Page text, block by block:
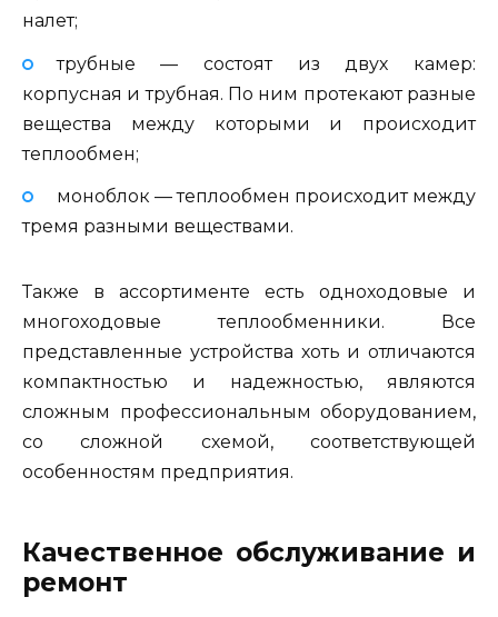
налет;
трубные — состоят из двух камер:
корпусная и трубная. По ним протекают разные
вещества между которыми и происходит
теплообмен;
моноблок — теплообмен происходит между
тремя разными веществами.
Также в ассортименте есть одноходовые и
многоходовые теплообменники. Все
представленные устройства хоть и отличаются
компактностью и надежностью, являются
сложным профессиональным оборудованием,
со сложной схемой, соответствующей
особенностям предприятия.
Качественное обслуживание и
ремонт